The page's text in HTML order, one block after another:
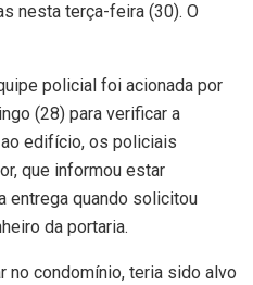
nesta terça-feira (30). O
policial foi acionada por
(28) para verificar a
edifício, os policiais
que informou estar
entrega quando solicitou
da portaria.
no condomínio, teria sido alvo